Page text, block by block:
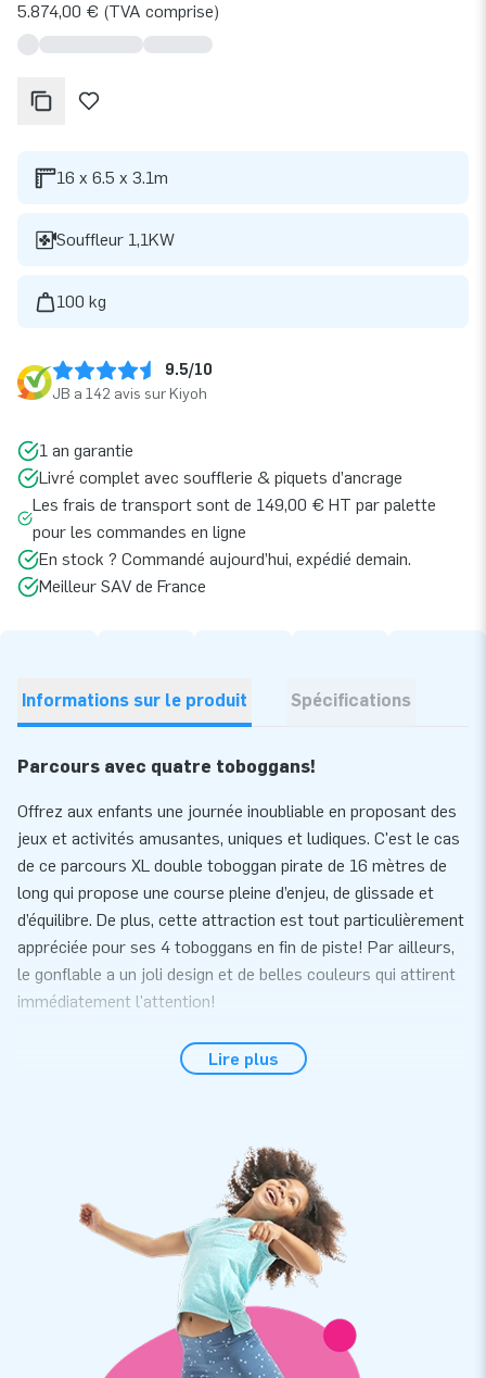
5.874,00 € (TVA comprise)
16 x 6.5 x 3.1m
Souffleur 1,1KW
100 kg
9.5/10
JB a 142 avis sur Kiyoh
1 an garantie
Livré complet avec soufflerie & piquets d’ancrage
Les frais de transport sont de 149,00 € HT par palette
pour les commandes en ligne
En stock ? Commandé aujourd’hui, expédié demain.
Meilleur SAV de France
Informations sur le produit Spécifications
Parcours avec quatre toboggans!
Offrez aux enfants une journée inoubliable en proposant des
jeux et activités amusantes, uniques et ludiques. C'est le cas
de ce parcours XL double toboggan pirate de 16 mètres de
long qui propose une course pleine d’enjeu, de glissade et
d’équilibre. De plus, cette attraction est tout particulièrement
appréciée pour ses 4 toboggans en fin de piste! Par ailleurs,
le gonflable a un joli design et de belles couleurs qui attirent
immédiatement l'attention!
La sécurité avant tout
années. Les jeux gonflables aquatiques fabriqués par JB sont
certifiés selon la norme de sécurité et de qualité NEN-EN
15649:2009. C'est pourquoi vous recevrez avec chaque
attraction aquatique un certificat d'inspection reconnu, un
carnet de bord et un manuel clair. De plus, le parcours XL
double toboggan pirate 16M est fourni avec le matériel
d'ancrage, une soufflerie et une rallonge de tube de 10M afin
que la soufflerie permanente soit suffisament éloignée de
l'eau comme l'indique l'exigence de sécurité. Tout a été
Lire plus